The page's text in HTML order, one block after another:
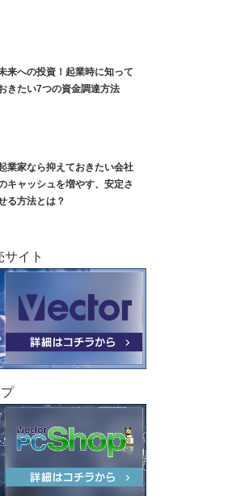
来への投資！起業時に知って
きたい7つの資金調達方法
業家なら抑えておきたい会社
キャッシュを増やす、安定さ
る方法とは？
イト